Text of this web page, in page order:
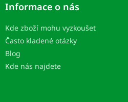
Informace o nás
Kde zboží mohu vyzkoušet
Často kladené otázky
Blog
Kde nás najdete